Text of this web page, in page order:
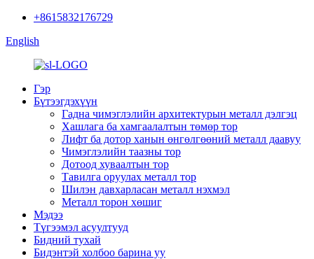
+8615832176729
English
Гэр
Бүтээгдэхүүн
Гадна чимэглэлийн архитектурын металл дэлгэц
Хашлага ба хамгаалалтын төмөр тор
Лифт ба дотор ханын өнгөлгөөний металл даавуу
Чимэглэлийн таазны тор
Дотоод хуваалтын тор
Тавилга оруулах металл тор
Шилэн давхарласан металл нэхмэл
Металл торон хөшиг
Мэдээ
Түгээмэл асуултууд
Бидний тухай
Бидэнтэй холбоо барина уу